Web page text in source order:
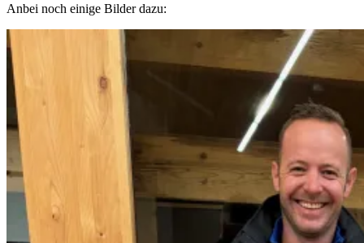
Anbei noch einige Bilder dazu: